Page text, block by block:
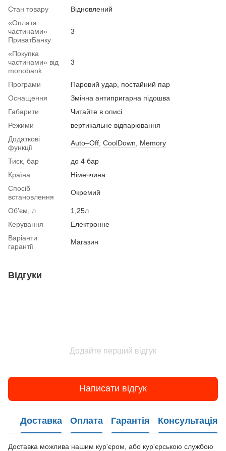
Стан товару
Вiдновлений
«Оплата
частинами»
ПриватБанку
3
«Покупка
частинами» від
monobank
3
Програми
Паровий удар, постайний пар
Оснащення
Змінна антипригарна підошва
Габарити
Читайте в описі
Режими
вертикальне відпарювання
Додаткові
функції
Auto–Off CoolDown Memory
Тиск, бар
до 4 бар
Країна
Німеччина
Спосіб
встановлення
Окремий
Обʼєм, л
1,25л
Керування
Електронне
Варіанти
гарантії
Магазин
Відгуки
Додайте перший відгук
Написати відгук
Доставка Оплата Гарантія Консультація
Доставка можлива нашим кур'єром, або кур'єрською службою